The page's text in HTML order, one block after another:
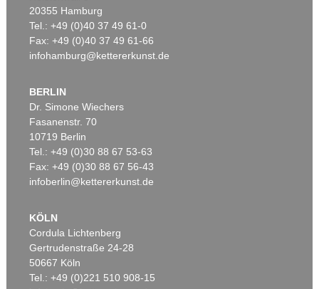
20355 Hamburg
Tel.: +49 (0)40 37 49 61-0
Fax: +49 (0)40 37 49 61-66
infohamburg@kettererkunst.de
BERLIN
Dr. Simone Wiechers
Fasanenstr. 70
10719 Berlin
Tel.: +49 (0)30 88 67 53-63
Fax: +49 (0)30 88 67 56-43
infoberlin@kettererkunst.de
KÖLN
Cordula Lichtenberg
Gertrudenstraße 24-28
50667 Köln
Tel.: +49 (0)221 510 908-15